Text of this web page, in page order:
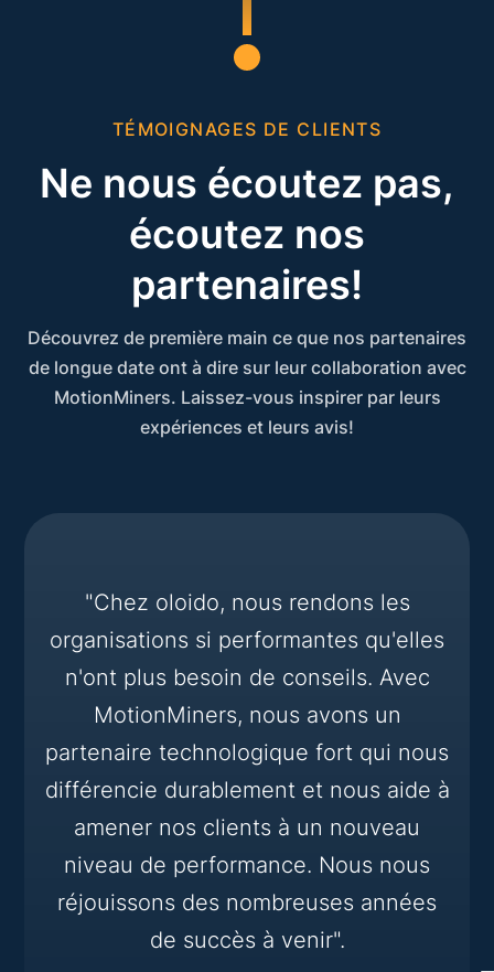
TÉMOIGNAGES DE CLIENTS
Ne nous écoutez pas,
écoutez nos
partenaires!
Découvrez de première main ce que nos partenaires
de longue date ont à dire sur leur collaboration avec
MotionMiners. Laissez-vous inspirer par leurs
expériences et leurs avis!
"Chez oloido, nous rendons les
organisations si performantes qu'elles
n'ont plus besoin de conseils. Avec
MotionMiners, nous avons un
partenaire technologique fort qui nous
différencie durablement et nous aide à
amener nos clients à un nouveau
niveau de performance. Nous nous
réjouissons des nombreuses années
de succès à venir".